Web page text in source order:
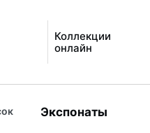
Коллекции
онлайн
Экспонаты